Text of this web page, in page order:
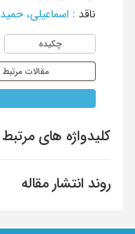
ناقد : اسماعیلی، حمید
چکیده
مقالات مرتبط
کلیدواژه های مرتبط
روند انتشار مقاله